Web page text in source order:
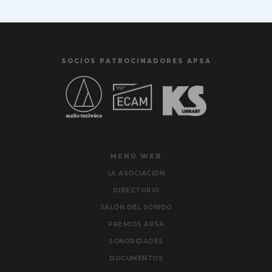
SOCIOS PATROCINADORES APSA
MENÚ WEB
LA ASOCIACIÓN
DIRECTORIO
SALÓN DEL SONIDO
PREMIOS APSA
SONORIDADES
DOCUMENTOS